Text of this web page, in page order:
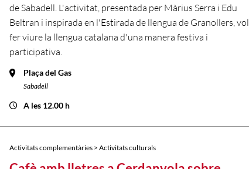
de Sabadell. L'activitat, presentada per Màrius Serra i Edu
Beltran i inspirada en l'Estirada de llengua de Granollers, vol
fer viure la llengua catalana d'una manera festiva i
participativa.
Plaça del Gas
Sabadell
A les 12.00 h
Activitats complementàries > Activitats culturals